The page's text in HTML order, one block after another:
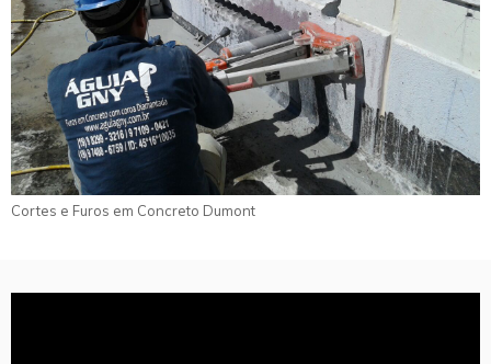
Cortes e Furos em Concreto Dumont